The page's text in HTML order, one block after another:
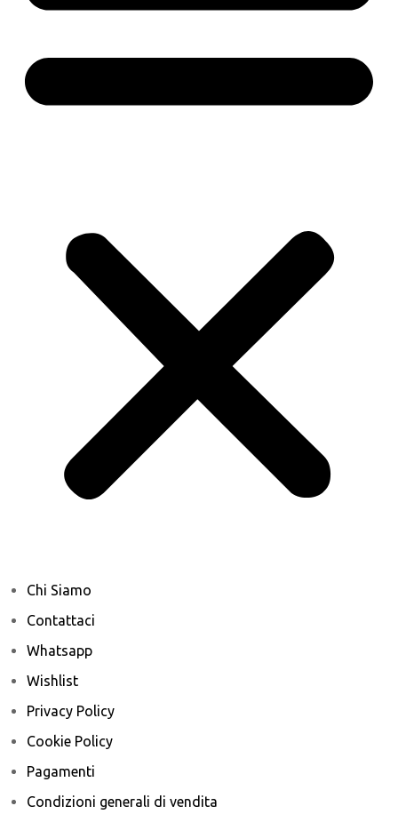
Chi Siamo
Contattaci
Whatsapp
Wishlist
Privacy Policy
Cookie Policy
Pagamenti
Condizioni generali di vendita